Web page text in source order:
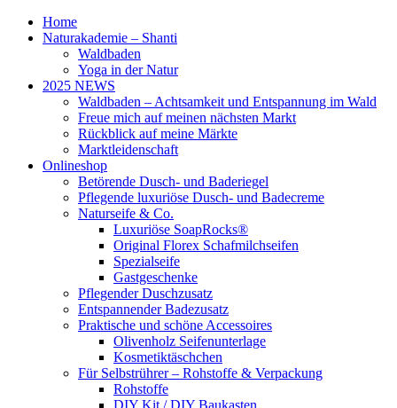
Home
Naturakademie – Shanti
Waldbaden
Yoga in der Natur
2025 NEWS
Waldbaden – Achtsamkeit und Entspannung im Wald
Freue mich auf meinen nächsten Markt
Rückblick auf meine Märkte
Marktleidenschaft
Onlineshop
Betörende Dusch- und Baderiegel
Pflegende luxuriöse Dusch- und Badecreme
Naturseife & Co.
Luxuriöse SoapRocks®
Original Florex Schafmilchseifen
Spezialseife
Gastgeschenke
Pflegender Duschzusatz
Entspannender Badezusatz
Praktische und schöne Accessoires
Olivenholz Seifenunterlage
Kosmetiktäschchen
Für Selbstrührer – Rohstoffe & Verpackung
Rohstoffe
DIY Kit / DIY Baukasten